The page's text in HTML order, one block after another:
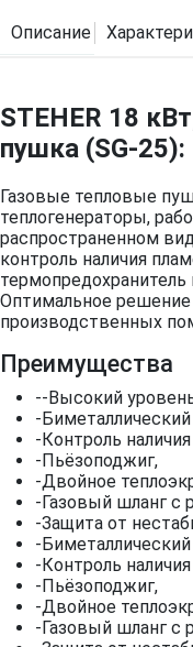
Описание
STEHER 18
пушка (SG-25):
Газовые тепловые
теплогенераторы,
распространенном
контроль наличия
Оптимальное решение
производственных
Преимущества
--Высокий
-
-Контроль
-Пьёзоподжиг,
-Двойное
-Газовый шланг с
-Защита от
-
-Контроль
-Пьёзоподжиг,
-Двойное
-Газовый шланг с